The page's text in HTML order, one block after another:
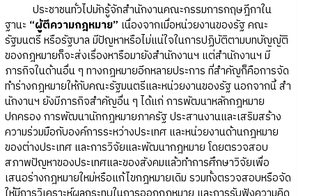
ประชาชนทั่วไปมักรู้จักสำนักงานคณะกรรมการกฤษฎีกาใน
ฐานะ “ผู้ตีความกฎหมาย” เนื่องจากเมื่อหน่วยงานของรัฐ คณะ
รัฐมนตรี หรือรัฐบาล มีปัญหาหรือไม่แน่ใจในการปฏิบัติตามบทบัญญัติ
ของกฎหมายก็จะส่งเรื่องหารือมายังสำนักงานฯ แต่สำนักงานฯ มี
ภารกิจในด้านอื่น ๆ ทางกฎหมายอีกหลายประการ ที่สำคัญก็คือการจัด
ทำร่างกฎหมายให้กับคณะรัฐมนตรีและหน่วยงานของรัฐ นอกจากนี้ สำ
นักงานฯ ยังมีภารกิจสำคัญอื่น ๆ ได้แก่ การพัฒนาหลักกฎหมาย
ปกครอง การพัฒนานักกฎหมายภาครัฐ ประสานงานและเสริมสร้าง
ความร่วมมือกับองค์การระหว่างประเทศ และหน่วยงานด้านกฎหมาย
ของต่างประเทศ และการวิจัยและพัฒนากฎหมาย โดยตรวจสอบ
สภาพปัญหาของประเทศและของสังคมแล้วทำการศึกษาวิจัยเพื่อ
เสนอร่างกฎหมายใหม่หรือแก้ไขกฎหมายเดิม รวมทั้งตรวจสอบหรือจัด